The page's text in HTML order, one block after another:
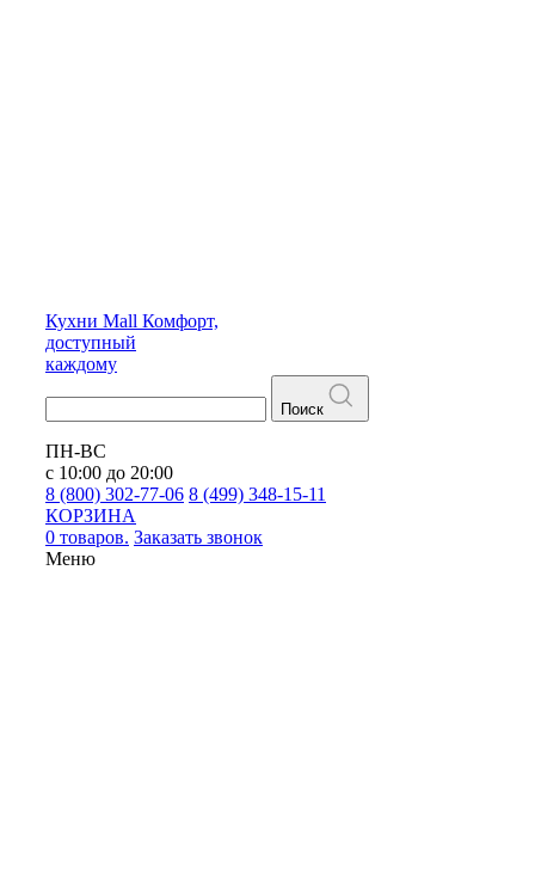
Кухни Mall Комфорт,
доступный
каждому
Поиск
ПН-ВС
с 10:00 до 20:00
8 (800) 302-77-06 8 (499) 348-15-11
КОРЗИНА
0 товаров. Заказать звонок
Меню